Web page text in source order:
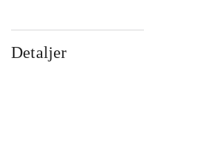
Detaljer